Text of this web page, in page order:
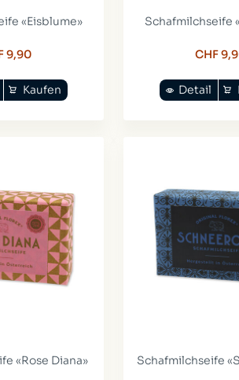
«Eisblume»
9,90
Kaufen
Schafmilchseife
CHF
Detail
«Rose Diana» Schafmilchseife